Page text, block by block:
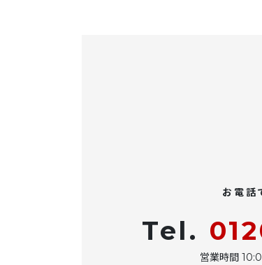
お電話
Tel.
営業時間